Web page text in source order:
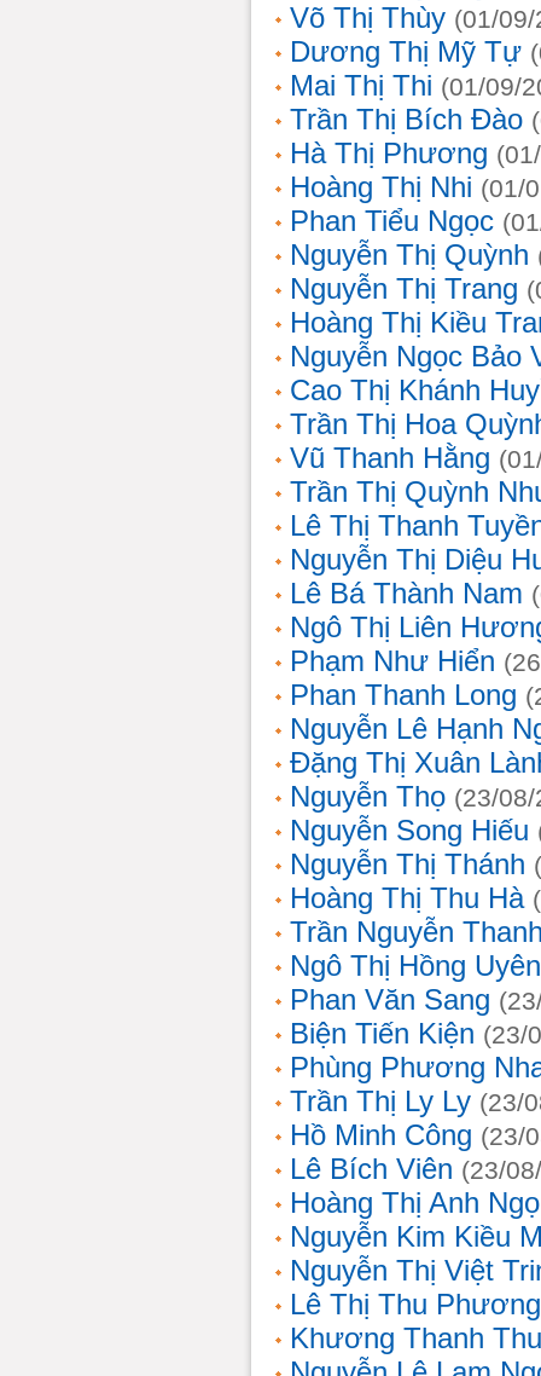
Võ Thị Thùy (01/
Dương Thị Mỹ Tự
Mai Thị Thi (01/09/
Trần Thị Bích Đào
Hà Thị Phương
Hoàng Thị Nhi (01/
Phan Tiểu Ngọc
Nguyễn Thị Quỳnh
Nguyễn Thị Trang
Hoàng Thị Kiều
Nguyễn Ngọc Bảo
Cao Thị Khánh
Trần Thị Hoa
Vũ Thanh Hằng
Trần Thị Quỳnh
Lê Thị Thanh
Nguyễn Thị Diệu
Lê Bá Thành Nam
Ngô Thị Liên
Phạm Như Hiển
Phan Thanh Long
Nguyễn Lê Hạnh
Đặng Thị Xuân
Nguyễn Thọ (23/
Nguyễn Song Hiếu
Nguyễn Thị Thánh
Hoàng Thị Thu Hà
Trần Nguyễn
Ngô Thị Hồng Uyên
Phan Văn Sang
Biện Tiến Kiện (23/
Phùng Phương
Trần Thị Ly Ly (23/
Hồ Minh Công (23/
Lê Bích Viên (23/
Hoàng Thị Anh
Nguyễn Kim Kiều
Nguyễn Thị Việt
Lê Thị Thu Phương
Khương Thanh